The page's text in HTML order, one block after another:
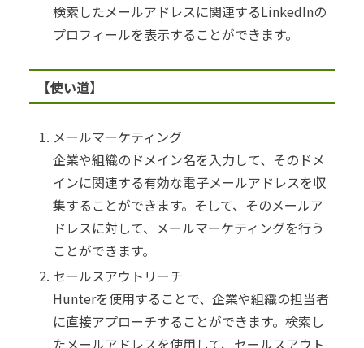
検索したメールアドレスに関連するLinkedInの
プロフィールを表示することができます。
【使い道】
メールマーケティング
企業や組織のドメイン名を入力して、そのドメ
インに関連する有効な電子メールアドレスを収
集することができます。そして、そのメールア
ドレスに対して、メールマーケティングを行う
ことができます。
セールスアウトリーチ
Hunterを使用することで、企業や組織の担当者
に直接アプローチすることができます。検索し